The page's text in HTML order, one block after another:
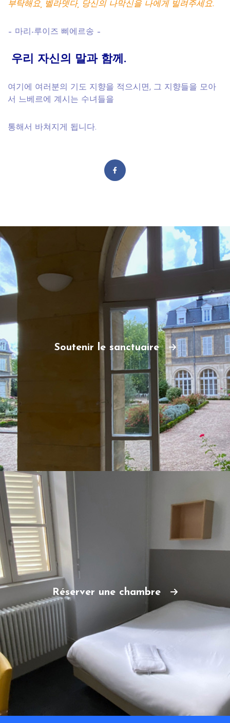
부탁해요, 벨라뎃다, 당신의 나막신을 나에게 빌려주세요.
– 마리-루이즈 삐에르송 –
우리 자신의 말과 함께 .
여기 에 여러분의 기도 지향을 적으시면, 그 지향들을 모아
서 느베르에 계시는 수녀들을
통해서 바쳐지게 됩니다.
Soutenir le sanctuaire
Réserver une chambre